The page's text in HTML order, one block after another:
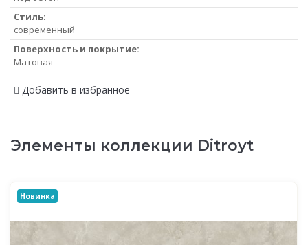
Стиль:
современный
Поверхность и покрытие:
Матовая
Добавить в избранное
Элементы коллекции Ditroyt
Новинка